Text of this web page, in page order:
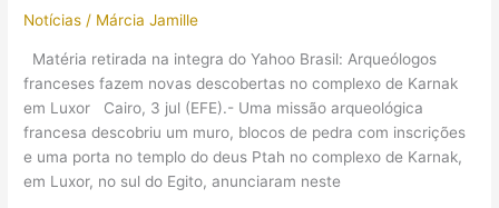
Notícias / Márcia Jamille
Matéria retirada na integra do Yahoo Brasil: Arqueólogos
franceses fazem novas descobertas no complexo de Karnak
em Luxor Cairo, 3 jul (EFE).- Uma missão arqueológica
francesa descobriu um muro, blocos de pedra com inscrições
e uma porta no templo do deus Ptah no complexo de Karnak,
em Luxor, no sul do Egito, anunciaram neste